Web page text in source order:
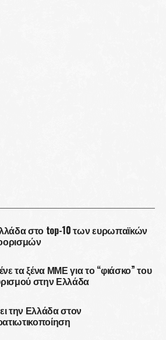
στο top-10 των ευρωπαϊκών
τα ξένα ΜΜΕ για το “φιάσκο” του
στην Ελλάδα
την Ελλάδα στον